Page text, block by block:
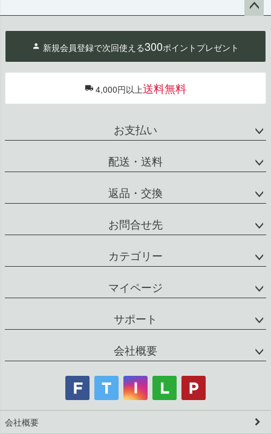
ジト
へ
新規会員登録で次回使える300ポイントプレゼント
4,000円以上送料無料
お支払い
配送・送料
返品・交換
お問合せ先
カテゴリー
マイページ
サポート
会社概要
会社概要